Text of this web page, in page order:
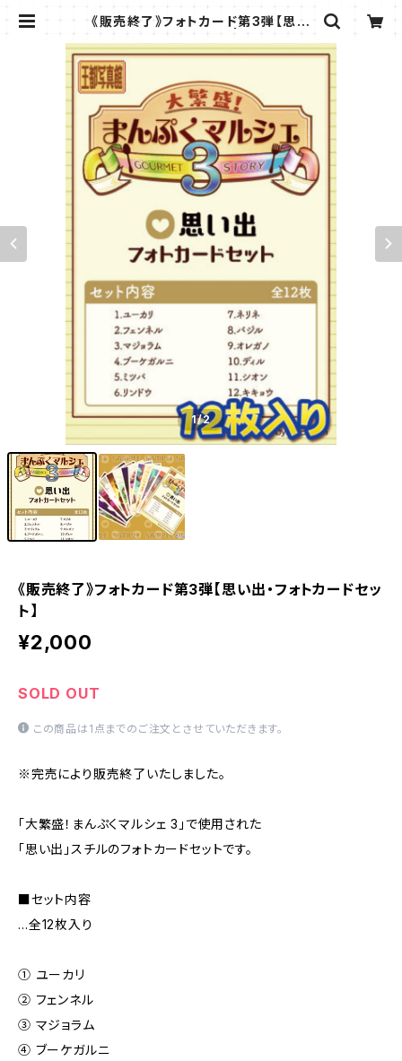
《販売終了》フォトカード第3弾【思い
ach
1/2
《販売終了》フォトカード第3弾【思い出・フォトカードセッ
ト】
¥2,000
SOLD OUT
この商品は1点までのご注文とさせていただきます。
※完売により販売終了いたしました。
「大繁盛！まんぷくマルシェ 3」で使用された
「思い出」スチルのフォトカードセットです。
■セット内容
…全12枚入り
① ユーカリ
② フェンネル
③ マジョラム
④ ブーケガルニ